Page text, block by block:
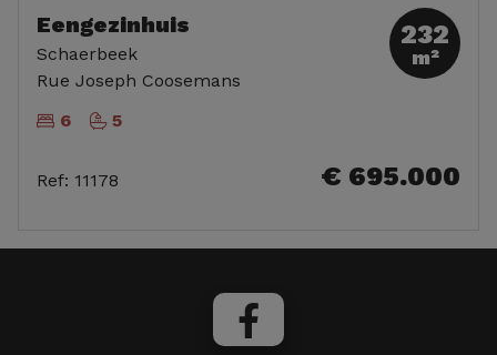
Eengezinhuis
Schaerbeek
Rue Joseph Coosemans
232
m²
6 5
Ref: 11178 € 695.000